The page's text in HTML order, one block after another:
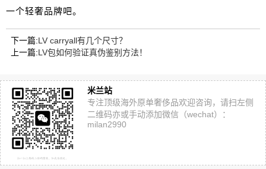
一个轻奢品牌吧。
下一篇:LV carryall有几个尺寸？
上一篇:LV包如何验证真伪鉴别方法！
米兰站
专注顶级海外原单奢侈品欢迎咨询，请扫左侧
二维码亦或手动添加微信（wechat）：
milan2990